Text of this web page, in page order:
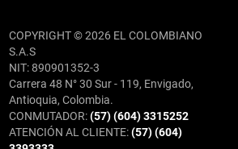
COPYRIGHT © 2026 EL COLOMBIANO
S.A.S
NIT: 890901352-3
Carrera 48 N° 30 Sur - 119, Envigado,
Antioquia, Colombia.
CONMUTADOR:(57) (604) 3315252
ATENCIÓN AL CLIENTE:(57) (604)